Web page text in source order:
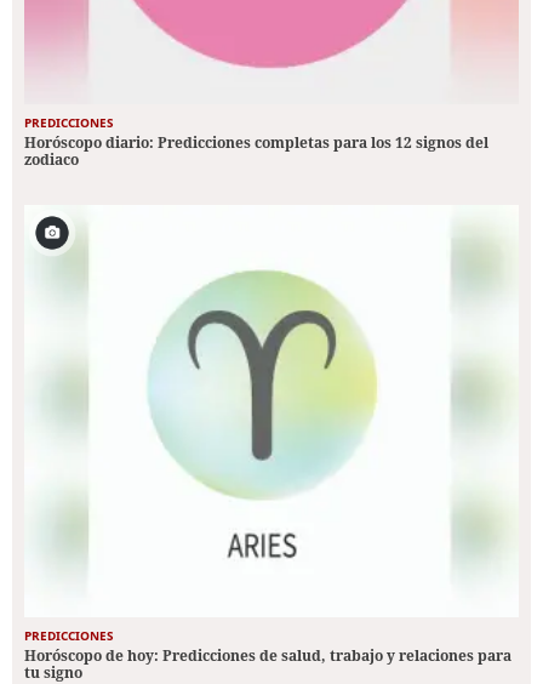
PREDICCIONES
Horóscopo diario: Predicciones completas para los 12 signos del
zodiaco
PREDICCIONES
Horóscopo de hoy: Predicciones de salud, trabajo y relaciones para
tu signo